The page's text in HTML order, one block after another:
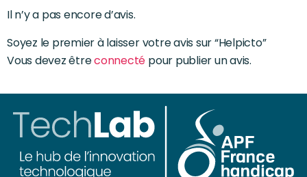
Il n’y a pas encore d’avis.
Soyez le premier à laisser votre avis sur “Helpicto”
Vous devez êtreconnecté pour publier un avis.